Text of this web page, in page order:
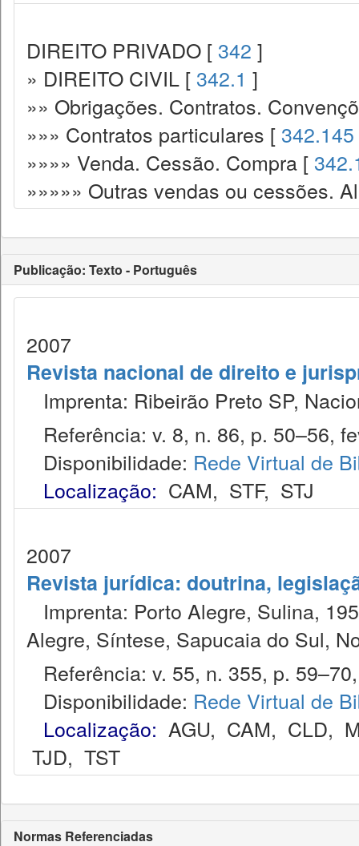
DIREITO PRIVADO [ 342 ]
» DIREITO CIVIL [ 342.1 ]
»» Obrigações. Contratos.
»»» Contratos particulares [ 342.145
»»»» Venda. Cessão. Compra [
»»»»» Outras vendas ou cessões.
Publicação: Texto - Português
2007
Revista nacional de direito e
Imprenta: Ribeirão Preto SP,
Referência: v. 8, n. 86, p. 50–56,
Disponibilidade: Rede Virtual de
Localização: CAM, STF, STJ
2007
Revista jurídica: doutrina,
Imprenta: Porto Alegre, Sulina,
Alegre, Síntese, Sapucaia do Sul,
Referência: v. 55, n. 355, p.
Disponibilidade: Rede Virtual de
Localização: AGU, CAM, CLD,
TJD, TST
Normas Referenciadas